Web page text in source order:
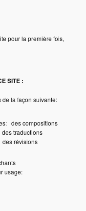
pour la première fois,
SITE :
de la façon suivante:
des compositions
usage: